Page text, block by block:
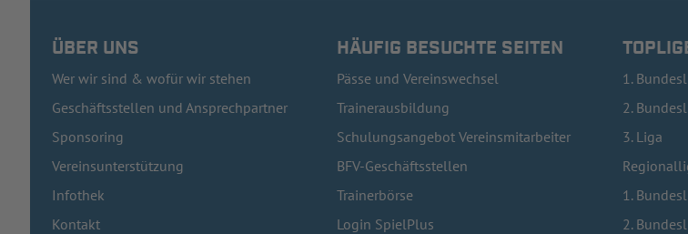
ÜBER UNS
Wer wir sind & wofür wir stehen
Geschäftsstellen und Ansprechpartner
Sponsoring
Vereinsunterstützung
Infothek
Kontakt
HÄUFIG BESUCHTE SEITEN
Pässe und Vereinswechsel
Trainerausbildung
Schulungsangebot Vereinsmitarbeiter
BFV-Geschäftsstellen
Trainerbörse
Login SpielPlus
1.
2.
3. Liga
1.
2.